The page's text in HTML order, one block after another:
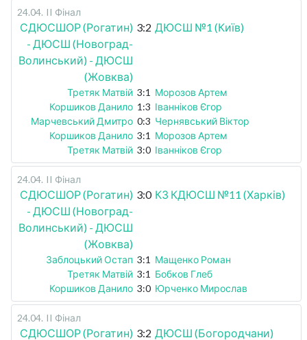
24.04. II Фінал
СДЮСШОР (Рогатин)
- ДЮСШ (Новоград-
Волинський) - ДЮСШ
(Жовква)
3:2 ДЮСШ №1 (Київ)
Третяк Матвій 3:1 Морозов Артем
Коршиков Данило 1:3 Іванніков Єгор
Марчевський Дмитро 0:3 Чернявський Віктор
Коршиков Данило 3:1 Морозов Артем
Третяк Матвій 3:0 Іванніков Єгор
24.04. II Фінал
СДЮСШОР (Рогатин)
- ДЮСШ (Новоград-
Волинський) - ДЮСШ
(Жовква)
3:0 КЗ КДЮСШ №11 (Харків)
Заблоцький Остап 3:1 Мащенко Роман
Третяк Матвій 3:1 Бобков Глеб
Коршиков Данило 3:0 Юрченко Мирослав
24.04. II Фінал
СДЮСШОР (Рогатин) 3:2 ДЮСШ (Богородчани)